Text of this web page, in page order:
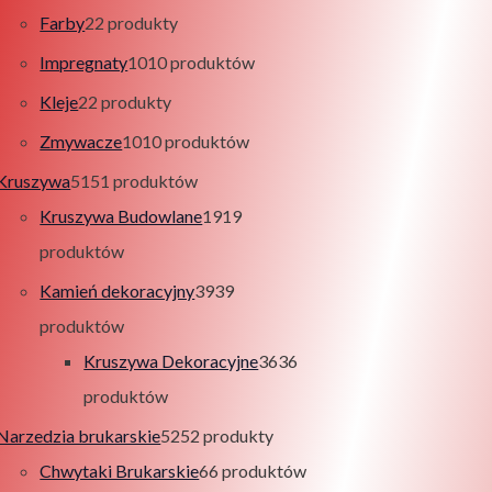
Farby22 produkty
Impregnaty1010 produktów
Kleje22 produkty
Zmywacze1010 produktów
5151 produktów
Kruszywa Budowlane1919
produktów
Kamień dekoracyjny3939
produktów
Kruszywa Dekoracyjne3636
produktów
brukarskie5252 produkty
Chwytaki Brukarskie66 produktów